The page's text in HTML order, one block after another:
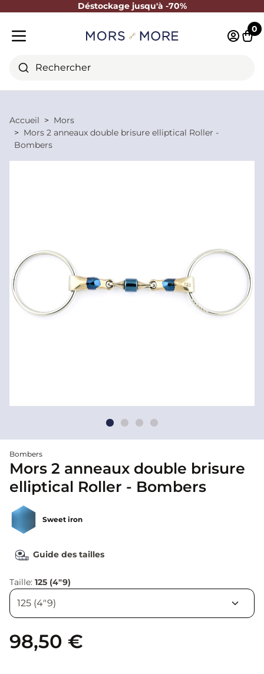
Déstockage jusqu'à -70%
Fermer
Rechercher
0
Accueil
Mors
Mors 2 anneaux double brisure elliptical Roller -
Bombers
Bombers
Mors 2 anneaux double brisure
elliptical Roller - Bombers
Sweet iron
Guide des tailles
Taille: 125 (4"9)
98,50 €